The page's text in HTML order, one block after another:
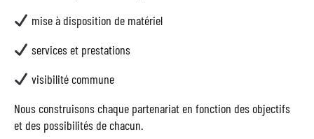
mise à disposition de matériel
services et prestations
visibilité commune
Nous construisons chaque partenariat en fonction des objectifs
et des possibilités de chacun.